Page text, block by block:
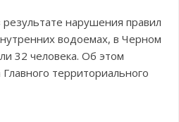
нарушения правил
водоемах, в Черном
32 человека. Об этом
территориального